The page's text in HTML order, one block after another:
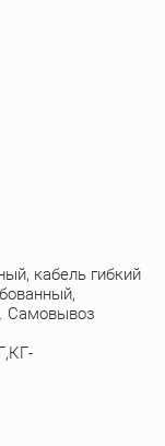
кабель гибкий
Самовывоз